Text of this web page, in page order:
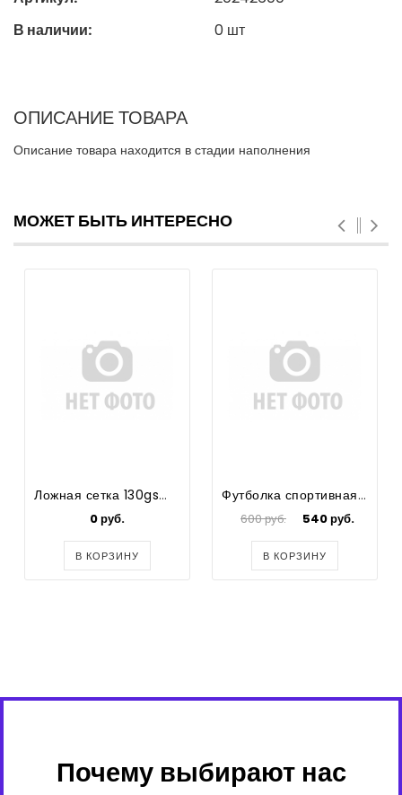
В наличии:
0 шт
ОПИСАНИЕ ТОВАРА
Описание товара находится в стадии наполнения
МОЖЕТ БЫТЬ ИНТЕРЕСНО
Ложная сетка 130gsm #101 белая NEW
0 руб.
В КОРЗИНУ
Футболка спортивная "Prima", цвет бордовый, р.146
600 руб. 540 руб.
В КОРЗИНУ
Почему выбирают нас